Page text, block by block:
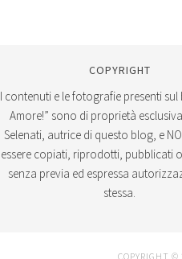
COPYRIGHT
I contenuti e le fotografie presenti sul
Amore!” sono di proprietà
Selenati, autrice di questo blog, e
essere copiati, riprodotti, pubblicati
senza previa ed espressa
stessa.
COPYRIGHT ©